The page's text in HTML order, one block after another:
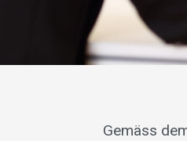
Gemäss